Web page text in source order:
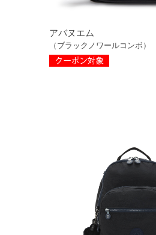
アバヌエム
（ブラックノワールコンボ）